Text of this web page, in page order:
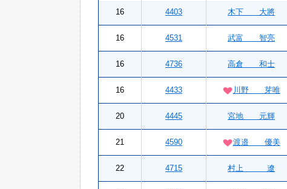
16 4403 木下 大將
16 4531 武富 智亮
16 4736 高倉 和士
16 4433 川野 芽唯
20 4445 宮地 元輝
21 4590 渡邉 優美
22 4715 村上 遼